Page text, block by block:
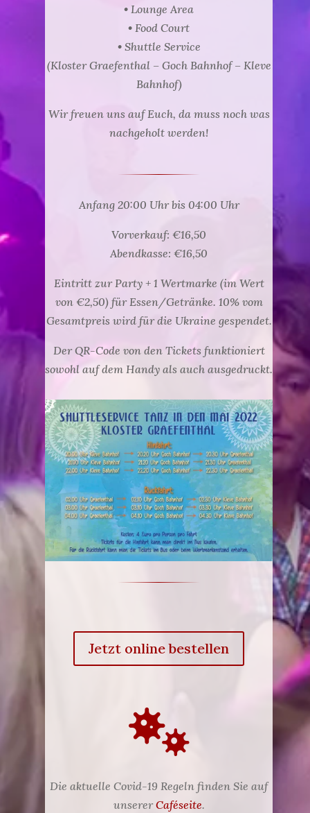
• Lounge Area
• Food Court
• Shuttle Service
(Kloster Graefenthal – Goch Bahnhof – Kleve
Bahnhof)
Wir freuen uns auf Euch, da muss noch was
nachgeholt werden!
Anfang 20:00 Uhr bis 04:00 Uhr
Vorverkauf: €16,50
Abendkasse: €16,50
Eintritt zur Party + 1 Wertmarke (im Wert
von €2,50) für Essen/Getränke. 10% vom
Gesamtpreis wird für die Ukraine gespendet.
Der QR-Code von den Tickets funktioniert
sowohl auf dem Handy als auch ausgedruckt.
Jetzt online bestellen

Die aktuelle Covid-19 Regeln finden Sie auf
unserer Caféseite.